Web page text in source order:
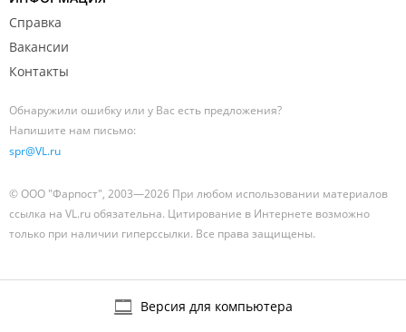
Справка
Вакансии
Контакты
Обнаружили ошибку или у Вас есть предложения?
Напишите нам письмо:
spr@VL.ru
© ООО "Фарпост", 2003—2026 При любом использовании материалов
ссылка на VL.ru обязательна. Цитирование в Интернете возможно
только при наличии гиперссылки. Все права защищены.
Версия для компьютера